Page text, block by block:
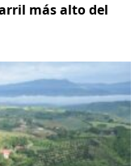
más alto del